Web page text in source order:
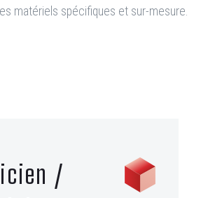
matériels spécifiques et sur-mesure.
/